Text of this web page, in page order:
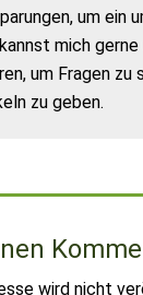
um ein
mich
um Fragen
zu geben.
wird nicht